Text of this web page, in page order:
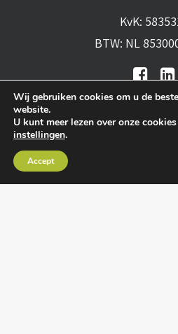
KvK:
BTW: NL
leveringsvoorwaarden
Wij gebruiken cookies om u de
website.
U kunt meer lezen over onze
instellingen.
Accept